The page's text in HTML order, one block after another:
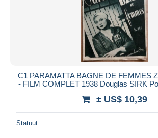
C1 PARAMATTA BAGNE DE FEMMES
- FILM COMPLET 1938 Douglas SIRK
± US$ 10,39
Statuut